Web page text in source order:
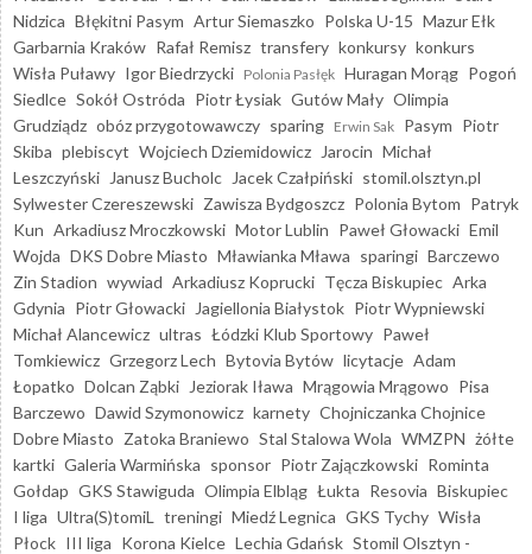
Nidzica Błękitni Pasym Artur Siemaszko Polska U-15 Mazur Ełk
Garbarnia Kraków Rafał Remisz transfery konkursy konkurs
Wisła Puławy Igor Biedrzycki Polonia Pasłęk Huragan Morąg Pogoń
Siedlce Sokół Ostróda Piotr Łysiak Gutów Mały Olimpia
Grudziądz obóz przygotowawczy sparing Erwin Sak Pasym Piotr
Skiba plebiscyt Wojciech Dziemidowicz Jarocin Michał
Leszczyński
Janusz Bucholc Jacek Czałpiński stomil.olsztyn.pl
Sylwester Czereszewski Zawisza Bydgoszcz Polonia Bytom Patryk
Kun Arkadiusz Mroczkowski Motor Lublin Paweł Głowacki Emil
Wojda DKS Dobre Miasto Mławianka Mława sparingi Barczewo
Zin Stadion wywiad Arkadiusz Koprucki Tęcza Biskupiec Arka
Gdynia Piotr Głowacki Jagiellonia Białystok Piotr Wypniewski
Michał Alancewicz ultras Łódzki Klub Sportowy Paweł
Tomkiewicz Grzegorz Lech Bytovia Bytów licytacje Adam
Łopatko Dolcan Ząbki Jeziorak Iława Mrągowia Mrągowo Pisa
Barczewo Dawid Szymonowicz karnety Chojniczanka Chojnice
Dobre Miasto Zatoka Braniewo Stal Stalowa Wola WMZPN żółte
kartki Galeria Warmińska sponsor Piotr Zajączkowski Rominta
Gołdap GKS Stawiguda Olimpia Elbląg Łukta Resovia Biskupiec
I liga Ultra(S)tomiL treningi Miedź Legnica GKS Tychy Wisła
Płock III liga Korona Kielce Lechia Gdańsk Stomil Olsztyn -